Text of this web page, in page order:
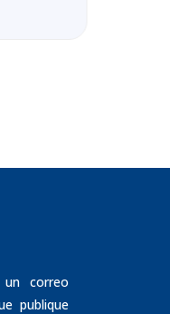
un correo
publique